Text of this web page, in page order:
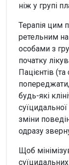
ніж у групі
Терапія цим
ретельним
особами з
початку
Пацієнтів
будь-які
зміни
одразу
Щоб